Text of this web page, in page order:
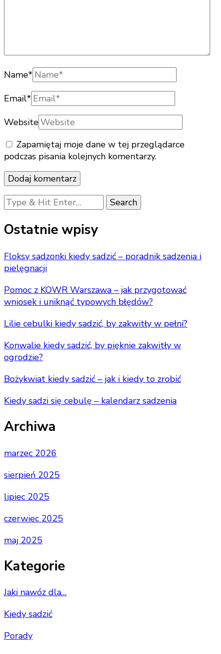
Name*
Email*
Website
Zapamiętaj moje dane w tej przeglądarce
podczas pisania kolejnych komentarzy.
Looking
for
Something?
Ostatnie wpisy
Floksy sadzonki kiedy sadzić – poradnik sadzenia i
pielęgnacji
Pomoc z KOWR Warszawa – jak przygotować
wniosek i uniknąć typowych błędów?
Lilie cebulki kiedy sadzić, by zakwitły w pełni?
Konwalie kiedy sadzić, by pięknie zakwitły w
ogrodzie?
Bożykwiat kiedy sadzić – jak i kiedy to zrobić
Kiedy sadzi się cebulę – kalendarz sadzenia
Archiwa
marzec 2026
sierpień 2025
lipiec 2025
czerwiec 2025
maj 2025
Kategorie
Jaki nawóz dla…
Kiedy sadzić
Porady